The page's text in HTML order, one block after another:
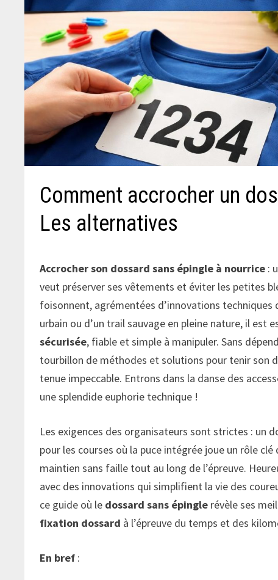
Comment accrocher un
Les alternatives
Accrocher son dossard sans épingle à nourrice :
veut préserver ses vêtements et éviter les petites
foisonnent, agrémentées d’innovations
urbain ou d’un trail sauvage en pleine nature, il est
sécurisée, fiable et simple à manipuler. Sans
tourbillon de méthodes et solutions pour tenir son
tenue impeccable. Entrons dans la danse des
une splendide euphorie technique !
Les exigences des organisateurs sont strictes :
pour les courses où la puce intégrée joue un rôle
maintien sans faille tout au long de l’épreuve.
avec des innovations qui simplifient la vie des
ce guide où le dossard sans épingle révèle ses
fixation dossard à l’épreuve du temps et des
En bref :